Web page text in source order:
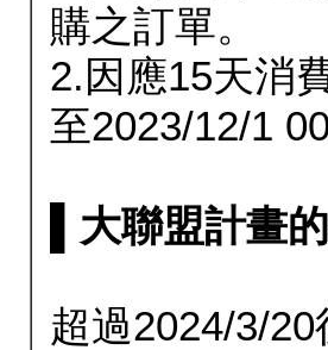
購之訂單。
2.因應15天消
至2023/12/1
▌大聯盟計畫
超過2024/3/